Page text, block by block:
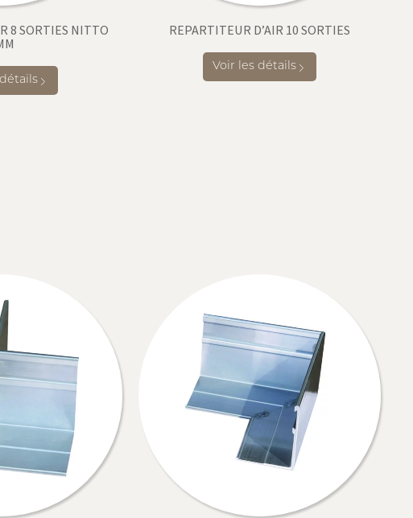
8 SORTIES NITTO REPARTITEUR D’AIR 10 SORTIES
Voir les détails